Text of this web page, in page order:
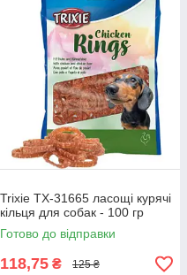
Trixie TX-31665 ласощі курячі
кільця для собак - 100 гр
Готово до відправки
118,75 ₴ 125 ₴